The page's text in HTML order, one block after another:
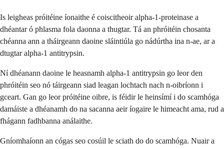
Is leigheas próitéine íonaithe é coiscitheoir alpha-1-proteinase a
dhéantar ó phlasma fola daonna a thugtar. Tá an phróitéin chosanta
chéanna ann a tháirgeann daoine sláintiúla go nádúrtha ina n-ae, ar a
dtugtar alpha-1 antitrypsin.
Ní dhéanann daoine le heasnamh alpha-1 antitrypsin go leor den
phróitéin seo nó táirgeann siad leagan lochtach nach n-oibríonn i
gceart. Gan go leor próitéine oibre, is féidir le heinsímí i do scamhóga
damáiste a dhéanamh do na sacanna aeir íogaire le himeacht ama, rud a
fhágann fadhbanna análaithe.
Gníomhaíonn an cógas seo cosúil le sciath do do scamhóga. Nuair a